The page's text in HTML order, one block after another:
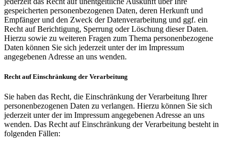
gespeicherten personenbezogenen Daten, deren Herkunft und
Empfänger und den Zweck der Datenverarbeitung und ggf. ein
Recht auf Berichtigung, Sperrung oder Löschung dieser Daten.
Hierzu sowie zu weiteren Fragen zum Thema personenbezogene
Daten können Sie sich jederzeit unter der im Impressum
angegebenen Adresse an uns wenden.
Recht auf Einschränkung der Verarbeitung
Sie haben das Recht, die Einschränkung der Verarbeitung Ihrer
personenbezogenen Daten zu verlangen. Hierzu können Sie sich
jederzeit unter der im Impressum angegebenen Adresse an uns
wenden. Das Recht auf Einschränkung der Verarbeitung besteht in
folgenden Fällen: